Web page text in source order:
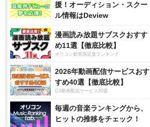
援！オーディション・スクー
ル情報はDeview
漫画読み放題サブスクおすす
め11選【徹底比較】
オリコン顧客満足度ランキング
2026年動画配信サービスおす
すめ40選【徹底比較】
CS動画配信サービス20選
毎週の音楽ランキングから、
ヒットの推移をチェック！